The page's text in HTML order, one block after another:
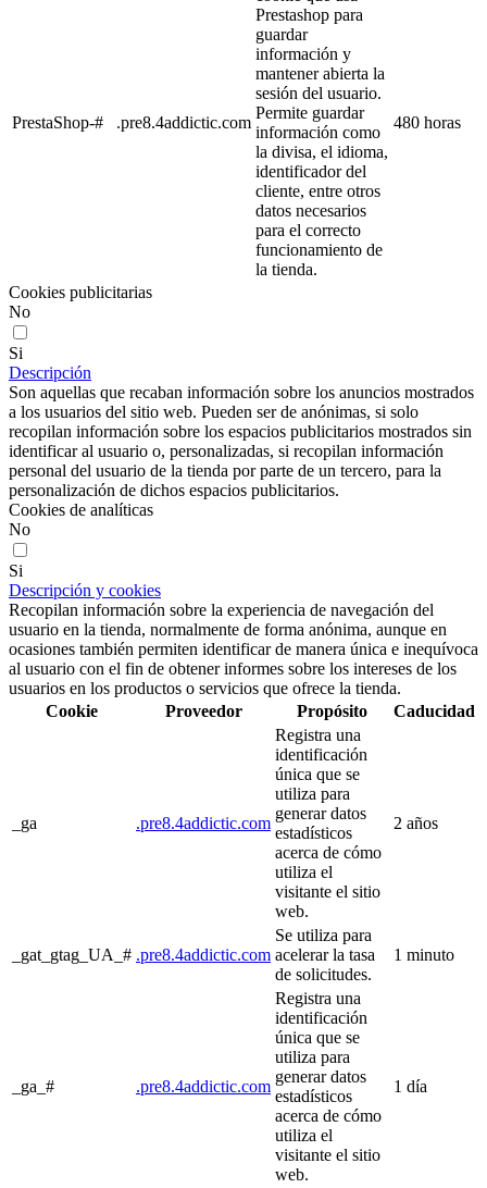
PrestaShop-# .pre8.4addictic.com
Prestashop para
guardar
información y
mantener abierta la
sesión del usuario.
Permite guardar
información como
la divisa, el idioma,
identificador del
cliente, entre otros
datos necesarios
para el correcto
funcionamiento de
la tienda.
480 horas
Cookies publicitarias
No
Si
Descripción
Son aquellas que recaban información sobre los anuncios mostrados
a los usuarios del sitio web. Pueden ser de anónimas, si solo
recopilan información sobre los espacios publicitarios mostrados sin
identificar al usuario o, personalizadas, si recopilan información
personal del usuario de la tienda por parte de un tercero, para la
personalización de dichos espacios publicitarios.
Cookies de analíticas
No
Si
Descripción y cookies
Recopilan información sobre la experiencia de navegación del
usuario en la tienda, normalmente de forma anónima, aunque en
ocasiones también permiten identificar de manera única e inequívoca
al usuario con el fin de obtener informes sobre los intereses de los
usuarios en los productos o servicios que ofrece la tienda.
Cookie
Proveedor Propósito Caducidad
_ga .pre8.4addictic.com
Registra una
identificación
única que se
utiliza para
generar datos
estadísticos
acerca de cómo
utiliza el
visitante el sitio
web.
2 años
_gat_gtag_UA_# .pre8.4addictic.com
Se utiliza para
acelerar la tasa
de solicitudes.
1 minuto
_ga_# .pre8.4addictic.com
Registra una
identificación
única que se
utiliza para
generar datos
estadísticos
acerca de cómo
utiliza el
visitante el sitio
web.
1 día